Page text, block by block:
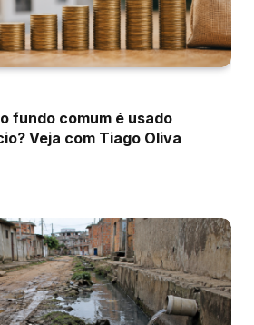
fundo comum é usado
Veja com Tiago Oliva